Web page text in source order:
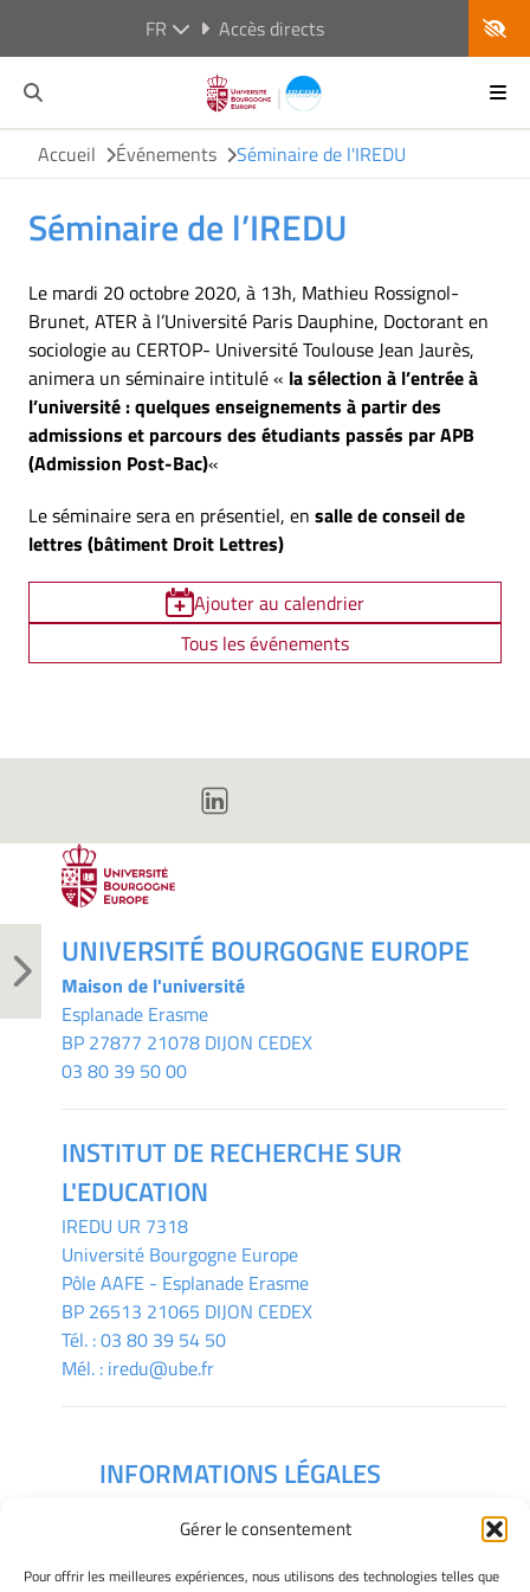
Gérer le consentement
Pour offrir les meilleures expériences, nous utilisons des technologies telles que
FR Accès directs
Accueil Événements Séminaire de l'IREDU
Séminaire de l’IREDU
Le mardi 20 octobre 2020, à 13h, Mathieu Rossignol-
Brunet, ATER à l’Université Paris Dauphine, Doctorant en
sociologie au CERTOP- Université Toulouse Jean Jaurès,
animera un séminaire intitulé « la sélection à l’entrée à
l’université : quelques enseignements à partir des
admissions et parcours des étudiants passés par APB
(Admission Post-Bac)«
Le séminaire sera en présentiel, en salle de conseil de
lettres (bâtiment Droit Lettres)
Ajouter au calendrier
Tous les événements
UNIVERSITÉ BOURGOGNE EUROPE
Maison de l'université
Esplanade Erasme
BP 27877 21078 DIJON CEDEX
03 80 39 50 00
INSTITUT DE RECHERCHE SUR
L'EDUCATION
IREDU UR 7318
Université Bourgogne Europe
Pôle AAFE - Esplanade Erasme
BP 26513 21065 DIJON CEDEX
Tél. :03 80 39 54 50
Mél. : iredu@ube.fr
INFORMATIONS LÉGALES
Gérer mes cookies
Déclaration de confidentialité